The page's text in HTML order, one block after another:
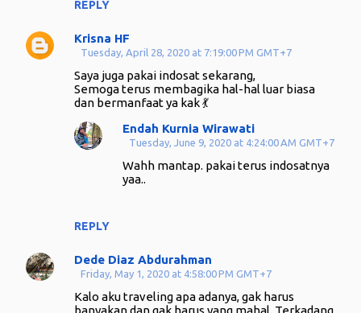
REPLY
Krisna HF
Tuesday, April 28, 2020 at 7:19:00 PM GMT+7
Saya juga pakai indosat sekarang,
Semoga terus membagika hal-hal luar biasa
dan bermanfaat ya kak 💃
REPLY
Endah Kurnia Wirawati
Tuesday, June 9, 2020 at 4:24:00 AM GMT+7
Wahh mantap. pakai terus indosatnya
yaa..
Dede Diaz Abdurahman
Friday, May 1, 2020 at 4:58:00 PM GMT+7
Kalo aku traveling apa adanya, gak harus
banyakan dan gak harus yang mahal. Terkadang